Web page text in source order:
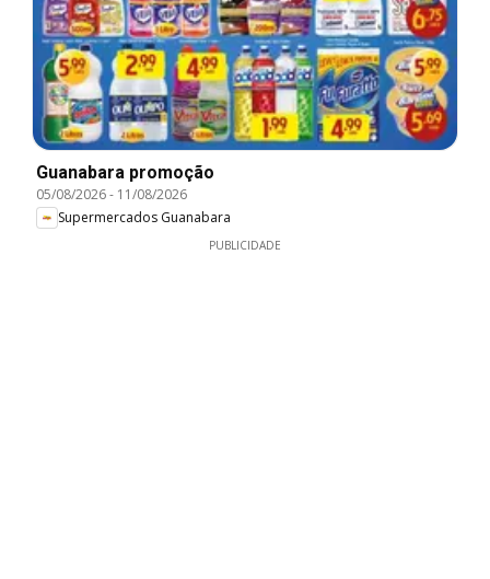
Guanabara promoção
05/08/2026- 11/08/2026
Supermercados Guanabara
PUBLICIDADE